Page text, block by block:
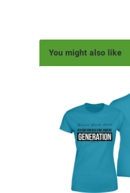
You might also like